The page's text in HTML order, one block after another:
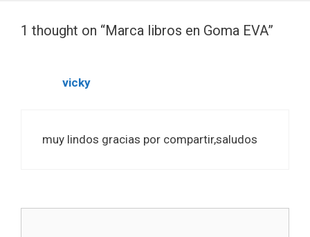
1 thought on “Marca libros en Goma EVA”
vicky
muy lindos gracias por compartir,saludos